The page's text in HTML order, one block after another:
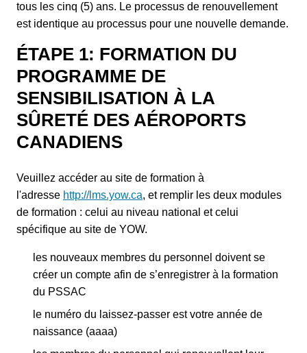
tous les cinq (5) ans. Le processus de renouvellement
est identique au processus pour une nouvelle demande.
ÉTAPE 1: FORMATION DU
PROGRAMME DE
SENSIBILISATION À LA
SÛRETÉ DES AÉROPORTS
CANADIENS
Veuillez accéder au site de formation à
l'adresse http://lms.yow.ca, et remplir les deux modules
de formation : celui au niveau national et celui
spécifique au site de YOW.
les nouveaux membres du personnel doivent se
créer un compte afin de s’enregistrer à la formation
du PSSAC
le numéro du laissez-passer est votre année de
naissance (aaaa)